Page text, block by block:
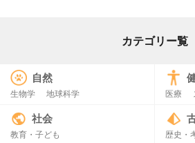
カテゴリー覧
自然
生物学 地球科学 医療
社会
教育・子ども
歴史・